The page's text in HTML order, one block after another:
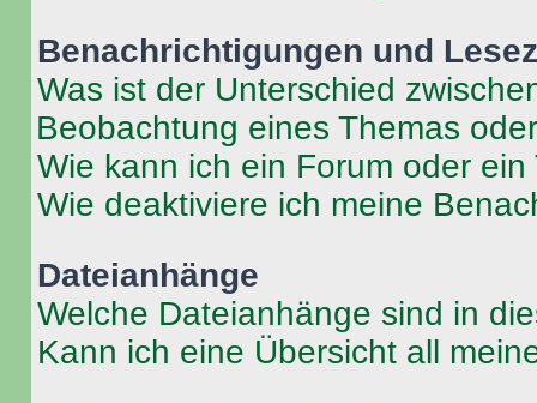
Benachrichtigungen und
Was ist der Unterschied
Beobachtung eines Themas
Wie kann ich ein Forum oder
Wie deaktiviere ich meine
Dateianhänge
Welche Dateianhänge sind in
Kann ich eine Übersicht all